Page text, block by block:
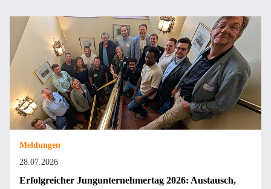
Meldungen
28.07.2026
Erfolgreicher Jungunternehmertag 2026: Austausch,